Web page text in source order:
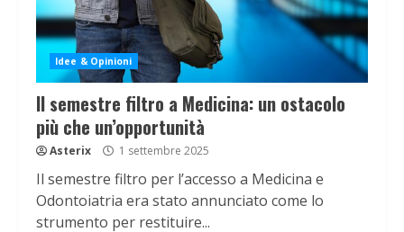
Idee & Opinioni
Il semestre filtro a Medicina: un ostacolo
più che un’opportunità
Asterix 1 settembre 2025
Il semestre filtro per l’accesso a Medicina e
Odontoiatria era stato annunciato come lo
strumento per restituire...